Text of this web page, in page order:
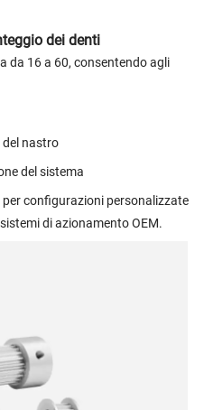
dei denti
da 16 a 60, consentendo agli
nastro
del sistema
configurazioni personalizzate
di azionamento OEM.